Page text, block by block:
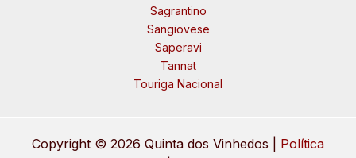
Sagrantino
Sangiovese
Saperavi
Tannat
Touriga Nacional
Copyright © 2026 Quinta dos Vinhedos | Política